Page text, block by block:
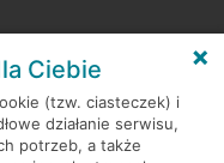
Ciebie
(tzw. ciasteczek) i
działanie serwisu,
potrzeb, a także